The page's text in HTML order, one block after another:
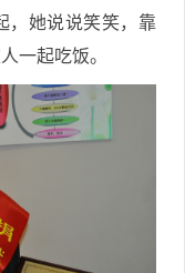
，她说说笑笑，靠
一起吃饭。